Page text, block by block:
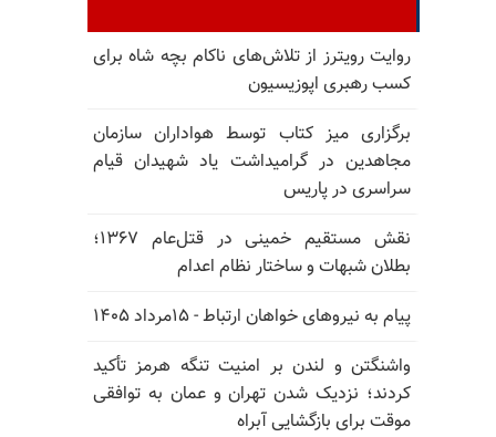
روایت رویترز از تلاش‌های ناکام بچه شاه برای
کسب رهبری اپوزیسیون
برگزاری میز کتاب توسط هواداران سازمان
مجاهدین در گرامیداشت یاد شهیدان قیام
سراسری در پاریس
نقش مستقیم خمینی در قتل‌عام ۱۳۶۷؛
بطلان شبهات و ساختار نظام اعدام
پیام به نیروهای خواهان ارتباط - ۱۵مرداد ۱۴۰۵
واشنگتن و لندن بر امنیت تنگه هرمز تأکید
کردند؛ نزدیک شدن تهران و عمان به توافقی
موقت برای بازگشایی آبراه